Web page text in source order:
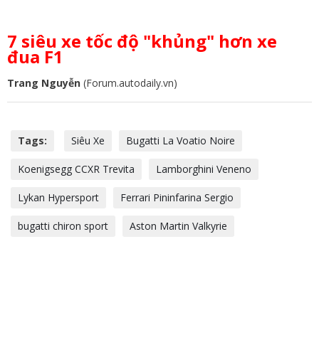
7 siêu xe tốc độ "khủng" hơn xe
đua F1
Trang Nguyễn (Forum.autodaily.vn)
Tags: Siêu Xe Bugatti La Voatio Noire
Koenigsegg CCXR Trevita Lamborghini Veneno
Lykan Hypersport Ferrari Pininfarina Sergio
bugatti chiron sport Aston Martin Valkyrie